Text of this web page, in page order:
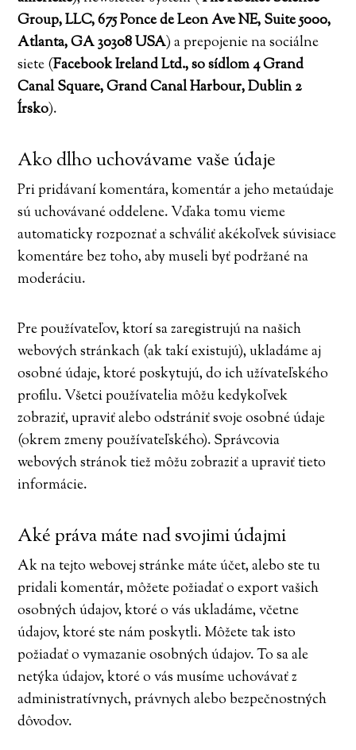
Group, LLC, 675 Ponce de Leon Ave NE, Suite 5000,
Atlanta, GA 30308 USA) a prepojenie na sociálne
siete (Facebook Ireland Ltd., so sídlom 4 Grand
Canal Square, Grand Canal Harbour, Dublin 2
Írsko).
Ako dlho uchovávame vaše údaje
Pri pridávaní komentára, komentár a jeho metaúdaje
sú uchovávané oddelene. Vďaka tomu vieme
automaticky rozpoznať a schváliť akékoľvek súvisiace
komentáre bez toho, aby museli byť podržané na
moderáciu.
Pre používateľov, ktorí sa zaregistrujú na našich
webových stránkach (ak takí existujú), ukladáme aj
osobné údaje, ktoré poskytujú, do ich užívateľského
profilu. Všetci používatelia môžu kedykoľvek
zobraziť, upraviť alebo odstrániť svoje osobné údaje
(okrem zmeny používateľského). Správcovia
webových stránok tiež môžu zobraziť a upraviť tieto
informácie.
Aké práva máte nad svojimi údajmi
Ak na tejto webovej stránke máte účet, alebo ste tu
pridali komentár, môžete požiadať o export vašich
osobných údajov, ktoré o vás ukladáme, včetne
údajov, ktoré ste nám poskytli. Môžete tak isto
požiadať o vymazanie osobných údajov. To sa ale
netýka údajov, ktoré o vás musíme uchovávať z
administratívnych, právnych alebo bezpečnostných
dôvodov.